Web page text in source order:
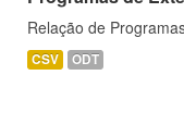
Relação de
CSV ODT